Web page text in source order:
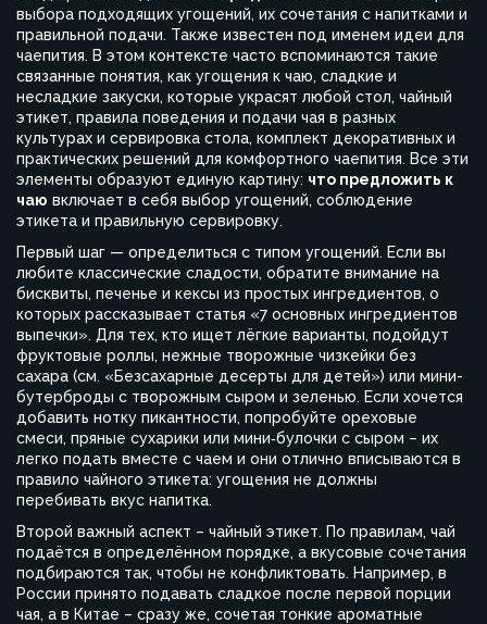
выбора подходящих угощений, их сочетания с напитками и
правильной подачи. Также известен под именем идеи для
чаепития. В этом контексте часто вспоминаются такие
связанные понятия, как угощения к чаю, сладкие и
несладкие закуски, которые украсят любой стол, чайный
этикет, правила поведения и подачи чая в разных
культурах и сервировка стола, комплект декоративных и
практических решений для комфортного чаепития. Все эти
элементы образуют единую картину: что предложить к
чаю включает в себя выбор угощений, соблюдение
этикета и правильную сервировку.
Первый шаг — определиться с типом угощений. Если вы
любите классические сладости, обратите внимание на
бисквиты, печенье и кексы из простых ингредиентов, о
которых рассказывает статья «7 основных ингредиентов
выпечки». Для тех, кто ищет лёгкие варианты, подойдут
фруктовые роллы, нежные творожные чизкейки без
сахара (см. «Безсахарные десерты для детей») или мини-
бутерброды с творожным сыром и зеленью. Если хочется
добавить нотку пикантности, попробуйте ореховые
смеси, пряные сухарики или мини‑булочки с сыром – их
легко подать вместе с чаем и они отлично вписываются в
правило чайного этикета: угощения не должны
перебивать вкус напитка.
Второй важный аспект – чайный этикет. По правилам, чай
подаётся в определённом порядке, а вкусовые сочетания
подбираются так, чтобы не конфликтовать. Например, в
России принято подавать сладкое после первой порции
чая, а в Китае – сразу же, сочетая тонкие ароматные